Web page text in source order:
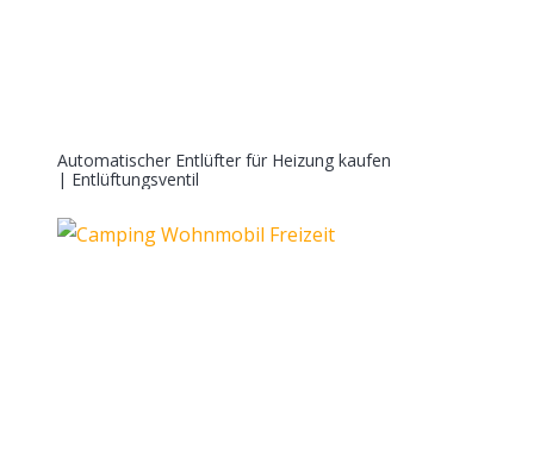
Automatischer Entlüfter für Heizung kaufen
| Entlüftungsventil